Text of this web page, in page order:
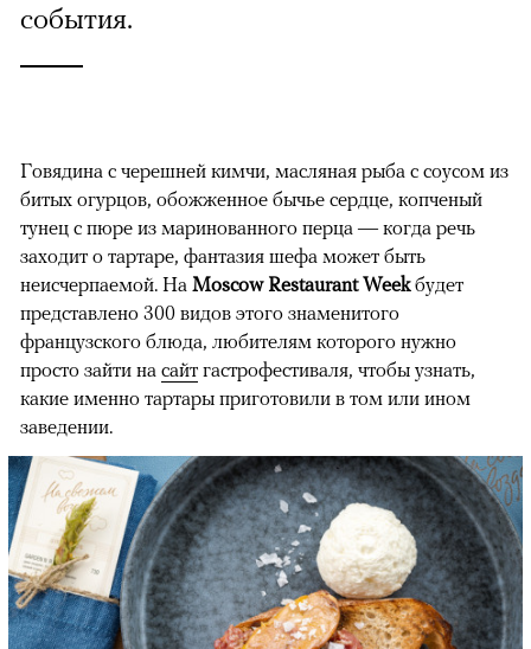
события.
Говядина с черешней кимчи, масляная рыба с соусом из
битых огурцов, обожженное бычье сердце, копченый
тунец с пюре из маринованного перца — когда речь
заходит о тартаре, фантазия шефа может быть
неисчерпаемой. На Moscow Restaurant Weekбудет
представлено 300 видов этого знаменитого
французского блюда, любителям которого нужно
просто зайти на сайт гастрофестиваля, чтобы узнать,
какие именно тартары приготовили в том или ином
заведении.